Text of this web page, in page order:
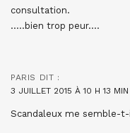
consultation.
…..bien trop peur….
PARIS DIT :
3 JUILLET 2015 À 10 H 13 MIN
Scandaleux me semble-